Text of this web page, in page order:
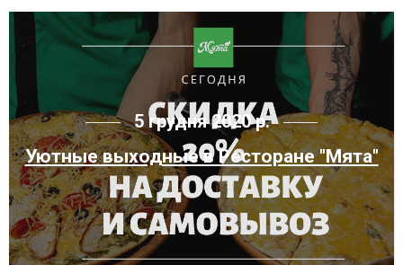
5 грудня 2020 р.
Уютные выходные в Ресторане "Мята"